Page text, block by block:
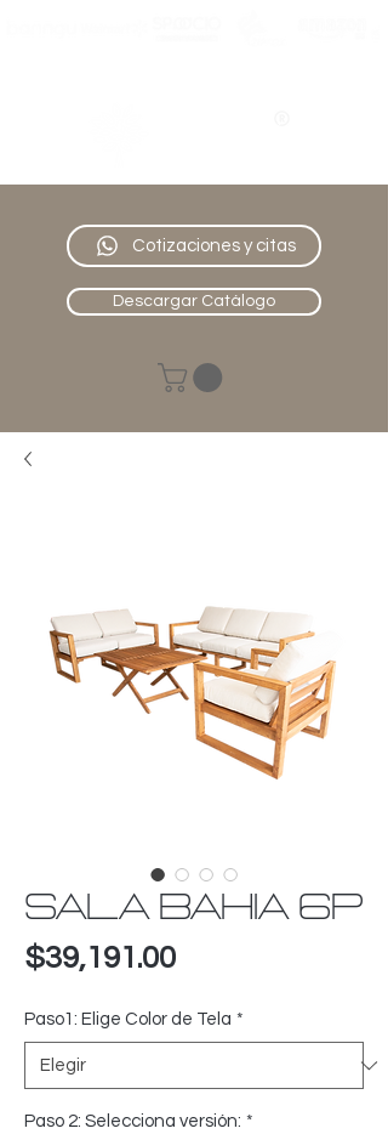
Cotizaciones y citas
Descargar Catálogo
SALA BAHIA 6P
$39,191.00Precio
Paso1: Elige Color de Tela *
Paso 2: Selecciona versión: *